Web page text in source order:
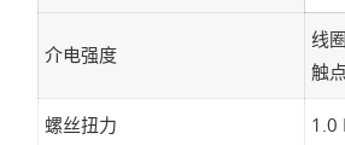
介电强度
线
触
螺丝扭力 1.0